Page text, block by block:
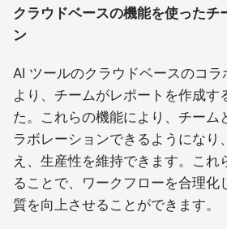
クラウドベースの機能を使ったチ
ン
AI ツールのクラウドベースのコ
より、チームがレポートを作成す
た。これらの機能により、チーム
ラボレーションできるようになり
え、生産性を維持できます。これ
ることで、ワークフローを合理化
質を向上させることができます。